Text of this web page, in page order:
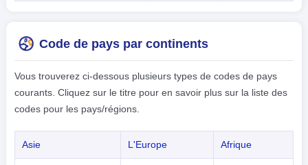
Code de pays par continents
Vous trouverez ci-dessous plusieurs types de codes de pays
courants. Cliquez sur le titre pour en savoir plus sur la liste des
codes pour les pays/régions.
Asie L'Europe Afrique